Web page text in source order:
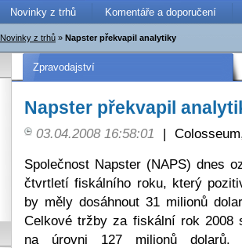
Novinky z trhů Komentáře a doporučení
Novinky z trhů » Napster překvapil analytiky
Zpravodajství
Napster překvapil
03.04.2008 16:58:01 |
Společnost Napster (NAPS) dnes
čtvrtletí fiskálního roku, který
by měly dosáhnout 31 milionů
Celkové tržby za fiskální rok 2008
na úrovni 127 milionů